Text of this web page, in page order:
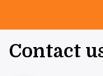
Contact